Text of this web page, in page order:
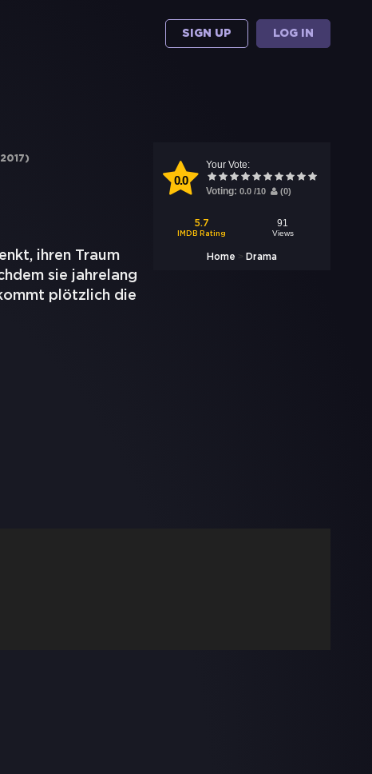
SIGN UP LOG IN
0.0
Your Vote:
Voting: 0.0 /10 (0)
5.7
IMDB Rating
91
Views
Home > Drama
2017)
ihren Traum
sie jahrelang
plötzlich die